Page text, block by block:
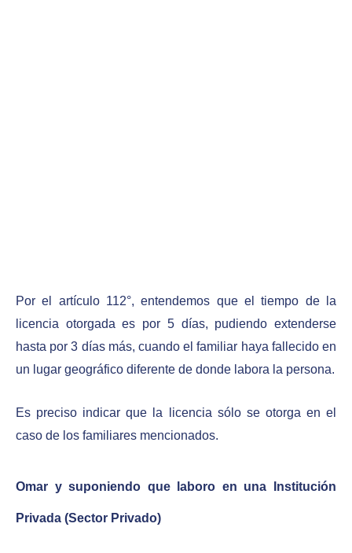
Por el artículo 112°, entendemos que el tiempo de la
licencia otorgada es por 5 días, pudiendo extenderse
hasta por 3 días más, cuando el familiar haya fallecido en
un lugar geográfico diferente de donde labora la persona.
Es preciso indicar que la licencia sólo se otorga en el
caso de los familiares mencionados.
Omar y suponiendo que laboro en una Institución
Privada (Sector Privado)